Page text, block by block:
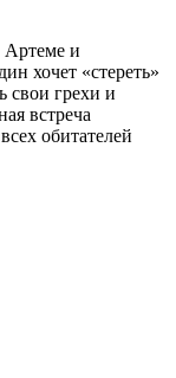
Артеме и
хочет «стереть»
свои грехи и
встреча
обитателей